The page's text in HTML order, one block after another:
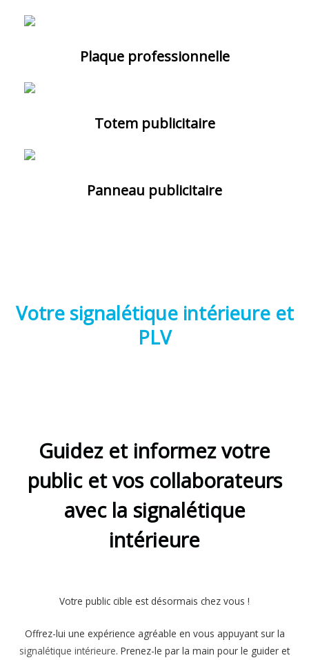
Plaque professionnelle
Totem publicitaire
Panneau publicitaire
Votre signalétique intérieure et
PLV
Guidez et informez votre
public et vos collaborateurs
avec la signalétique
intérieure
Votre public cible est désormais chez vous !
Offrez-lui une expérience agréable en vous appuyant sur la
signalétique intérieure. Prenez-le par la main pour le guider et